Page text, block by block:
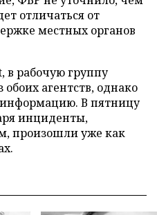
отличаться от
местных органов
в рабочую группу
агентств, однако
В пятницу
инциденты,
произошли уже как